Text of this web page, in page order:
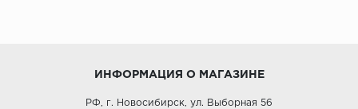
ИНФОРМАЦИЯ О МАГАЗИНЕ
РФ, г. Новосибирск, ул. Выборная 56